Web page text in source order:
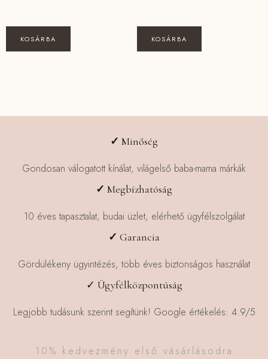
KOSÁRBA KOSÁRBA
✓ Minőség
Gondosan válogatott kínálat, világelső baba-mama márkák
✓ Megbízhatóság
10 éves tapasztalat, budai üzlet, elérhető ügyfélszolgálat
✓ Garancia
Gördülékeny ügyintézés, több éves biztonságos használat
✓ Ügyfélközpontúság
Legjobb tudásunk szerint segítünk! Google értékelés: 4.9/5
10% kedvezmény első vásárlásodra